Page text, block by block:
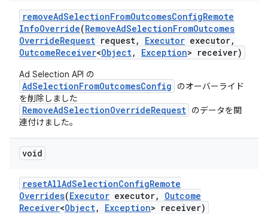
removeAdSelectionFromOutcomesConfigRemote
InfoOverride(RemoveAdSelectionFromOutcomes
OverrideRequest request, Executor executor,
OutcomeReceiver<Object, Exception> receiver)
Ad Selection API の
AdSelectionFromOutcomesConfig
のオーバーライド
を削除しました
RemoveAdSelectionOverrideRequest のデータを関
連付けました。
void
resetAllAdSelectionConfigRemote
Overrides(Executor executor,
Outcome
Receiver<Object, Exception> receiver)